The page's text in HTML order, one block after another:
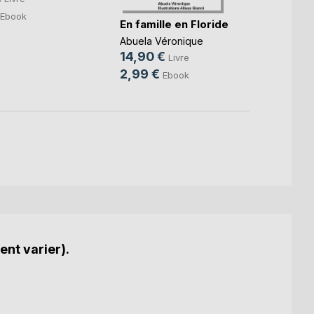
Ebook
En famille en Floride
Abuela Véronique
14,90 € Livre
2,99 € Ebook
varier).